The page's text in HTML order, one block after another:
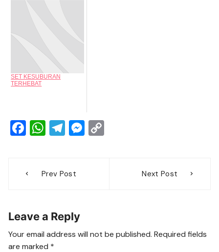
SET KESUBURAN
TERHEBAT
F
e
o
k
W
s
p
T
gr
M
navigation
Prev Post Next Post
Leave a Reply
Your email address will not be published. Required fields
are marked *